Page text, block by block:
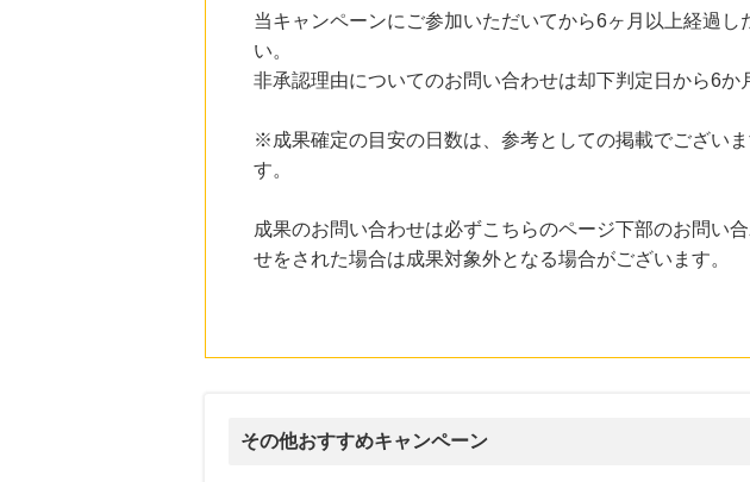
当キャンペーンにご参加いただいてから6ヶ月以上経過
い。
非承認理由についてのお問い合わせは却下判定日から6か
※成果確定の目安の日数は、参考としての掲載でござい
す。
成果のお問い合わせは必ずこちらのページ下部のお問い
せをされた場合は成果対象外となる場合がございます。
その他おすすめキャンペーン